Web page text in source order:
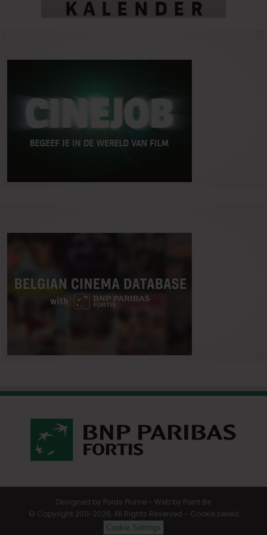
Designed by Poids Plume - Web by Point Be
© Copyright 2011-2026, All Rights Reserved - Cookie beleid
Cookie Settings